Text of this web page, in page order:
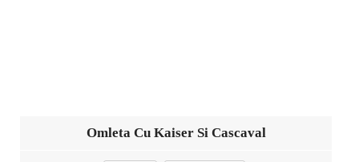
Omleta Cu Kaiser Si Cascaval